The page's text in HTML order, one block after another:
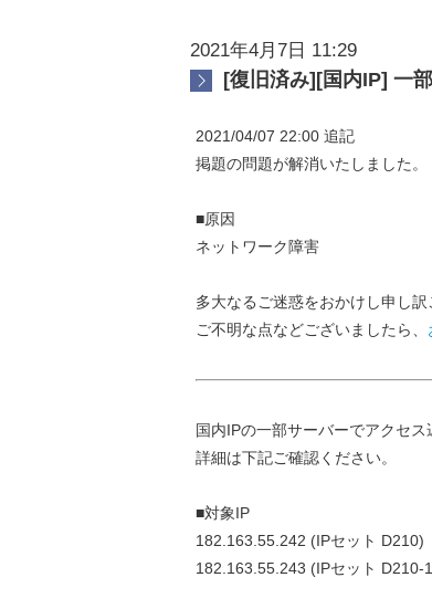
2021年4月7日 11:29
[復旧済み][国内IP] 一
2021/04/07 22:00 追記
掲題の問題が解消いたしました。
■原因
ネットワーク障害
多大なるご迷惑をおかけし申し訳
ご不明な点などございましたら、
国内IPの一部サーバーでアクセ
詳細は下記ご確認ください。
■対象IP
182.163.55.242 (IPセット D210)
182.163.55.243 (IPセット D210-